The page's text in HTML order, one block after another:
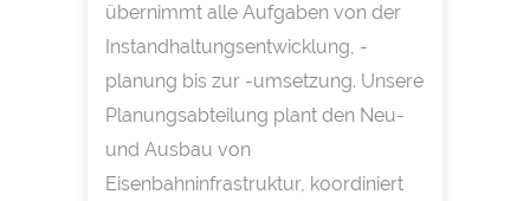
übernimmt alle Aufgaben von der
Instandhaltungsentwicklung, -
planung bis zur -umsetzung. Unsere
Planungsabteilung plant den Neu-
und Ausbau von
Eisenbahninfrastruktur, koordiniert